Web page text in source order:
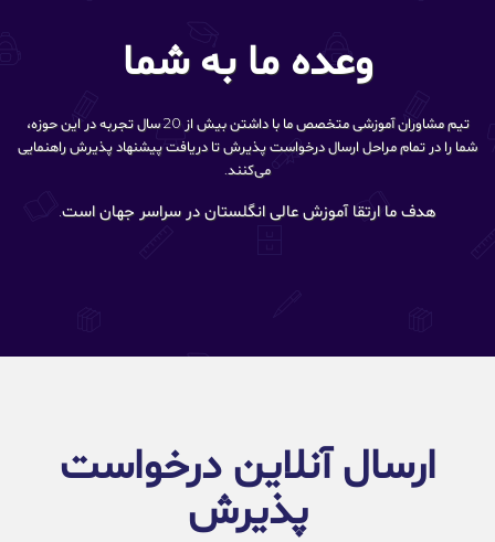
وعده ما به شما
تیم مشاوران آموزشی متخصص ما با داشتن بیش از 20 سال تجربه در این حوزه،
شما را در تمام مراحل ارسال درخواست پذیرش تا دریافت پیشنهاد پذیرش راهنمایی
می‌کنند.
هدف ما ارتقا آموزش عالی انگلستان در سراسر جهان است.
ارسال آنلاین درخواست
پذیرش